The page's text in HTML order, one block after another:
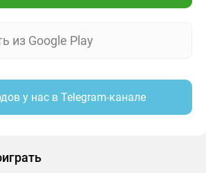
из Google Play
у нас в Telegram-канале